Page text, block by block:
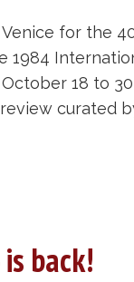
for the
1984
18 to
curated
back!